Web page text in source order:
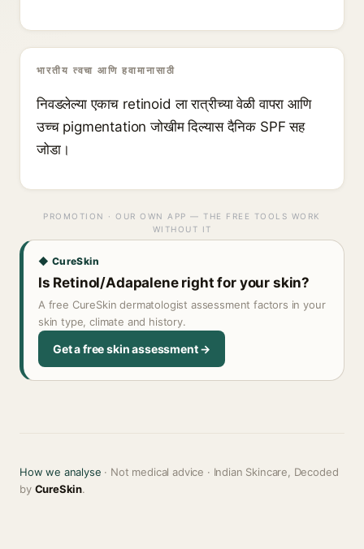
भारतीय त्वचा आणि हवामानासाठी
निवडलेल्या एकाच retinoid ला रात्रीच्या वेळी वापरा आणि
उच्च pigmentation जोखीम दिल्यास दैनिक SPF सह
जोडा।
PROMOTION · OUR OWN APP — THE FREE TOOLS WORK
WITHOUT IT
◆ CureSkin
Is Retinol/Adapalene right for your skin?
A free CureSkin dermatologist assessment factors in your
skin type, climate and history.
Get a free skin assessment →
How we analyse · Not medical advice · Indian Skincare, Decoded
by CureSkin.